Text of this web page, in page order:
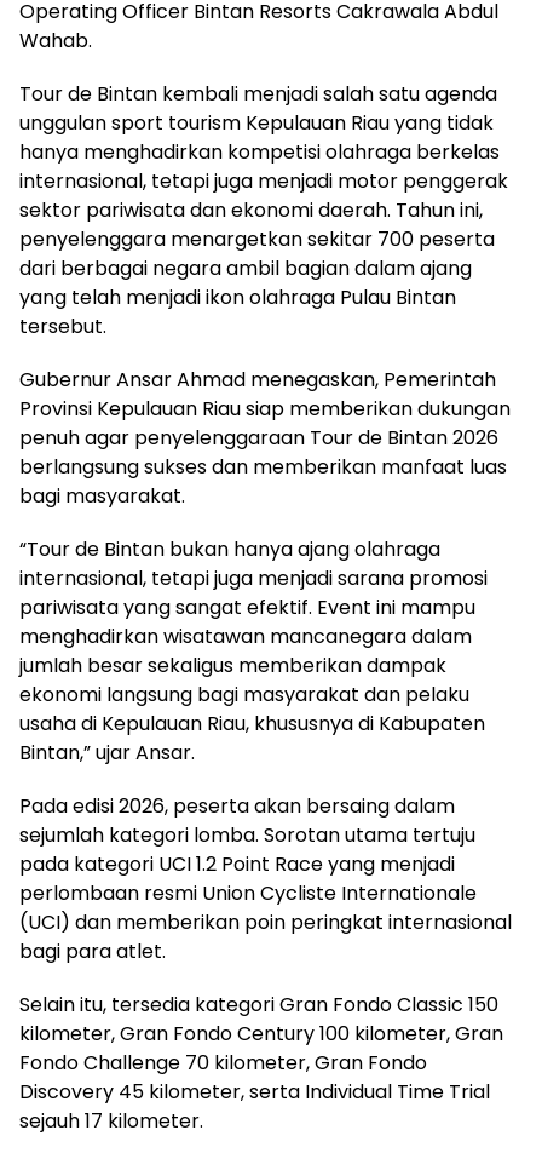
Operating Officer Bintan Resorts Cakrawala Abdul
Wahab.
Tour de Bintan kembali menjadi salah satu agenda
unggulan sport tourism Kepulauan Riau yang tidak
hanya menghadirkan kompetisi olahraga berkelas
internasional, tetapi juga menjadi motor penggerak
sektor pariwisata dan ekonomi daerah. Tahun ini,
penyelenggara menargetkan sekitar 700 peserta
dari berbagai negara ambil bagian dalam ajang
yang telah menjadi ikon olahraga Pulau Bintan
tersebut.
Gubernur Ansar Ahmad menegaskan, Pemerintah
Provinsi Kepulauan Riau siap memberikan dukungan
penuh agar penyelenggaraan Tour de Bintan 2026
berlangsung sukses dan memberikan manfaat luas
bagi masyarakat.
“Tour de Bintan bukan hanya ajang olahraga
internasional, tetapi juga menjadi sarana promosi
pariwisata yang sangat efektif. Event ini mampu
menghadirkan wisatawan mancanegara dalam
jumlah besar sekaligus memberikan dampak
ekonomi langsung bagi masyarakat dan pelaku
usaha di Kepulauan Riau, khususnya di Kabupaten
Bintan,” ujar Ansar.
Pada edisi 2026, peserta akan bersaing dalam
sejumlah kategori lomba. Sorotan utama tertuju
pada kategori UCI 1.2 Point Race yang menjadi
perlombaan resmi Union Cycliste Internationale
(UCI) dan memberikan poin peringkat internasional
bagi para atlet.
Selain itu, tersedia kategori Gran Fondo Classic 150
kilometer, Gran Fondo Century 100 kilometer, Gran
Fondo Challenge 70 kilometer, Gran Fondo
Discovery 45 kilometer, serta Individual Time Trial
sejauh 17 kilometer.